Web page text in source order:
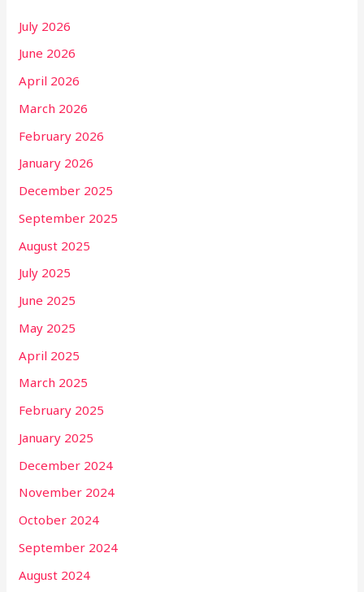
July 2026
June 2026
April 2026
March 2026
February 2026
January 2026
December 2025
September 2025
August 2025
July 2025
June 2025
May 2025
April 2025
March 2025
February 2025
January 2025
December 2024
November 2024
October 2024
September 2024
August 2024